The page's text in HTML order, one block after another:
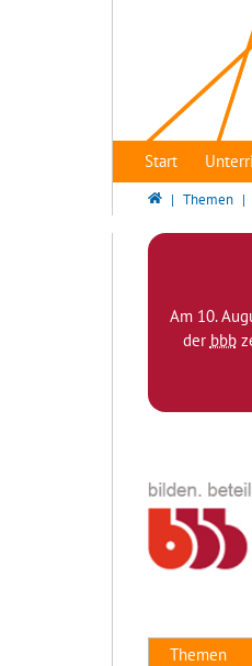
Start
Themen
Am 10.
der bbb
Themen